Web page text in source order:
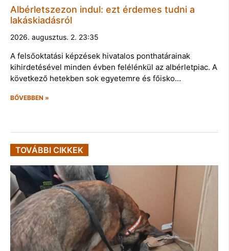
Albérletszezon indul: ezt érdemes tudni a
lakáskiadásról
2026. augusztus. 2. 23:35
A felsőoktatási képzések hivatalos ponthatárainak
kihirdetésével minden évben felélénkül az albérletpiac. A
következő hetekben sok egyetemre és főisko…
BŐVEBBEN »
TOVÁBBI CIKKEK